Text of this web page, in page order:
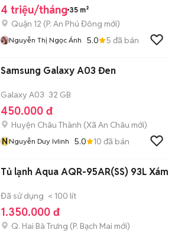
4 triệu/tháng 35 m²
Quận 12 (P. An Phú Đông mới)
Nguyễn Thị Ngọc Ánh 5.0 5 đã bán
Samsung Galaxy A03 Đen
Galaxy A03 32 GB
450.000 đ
Huyện Châu Thành (Xã An Châu mới)
NNguyễn Duy IvIinh 5.0 10 đã bán
Tủ lạnh Aqua AQR-95AR(SS) 93L Xám
Đã sử dụng < 100 lít
1.350.000 đ
Q. Hai Bà Trưng (P. Bạch Mai mới)